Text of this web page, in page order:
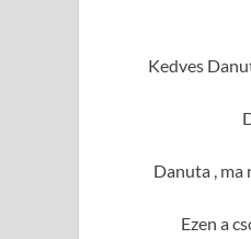
Kedves
Danuta , ma
Ezen a